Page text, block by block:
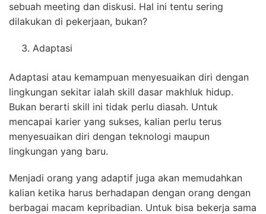
sebuah meeting dan diskusi. Hal ini tentu sering
dilakukan di pekerjaan, bukan?
Adaptasi
Adaptasi atau kemampuan menyesuaikan diri dengan
lingkungan sekitar ialah skill dasar makhluk hidup.
Bukan berarti skill ini tidak perlu diasah. Untuk
mencapai karier yang sukses, kalian perlu terus
menyesuaikan diri dengan teknologi maupun
lingkungan yang baru.
Menjadi orang yang adaptif juga akan memudahkan
kalian ketika harus berhadapan dengan orang dengan
berbagai macam kepribadian. Untuk bisa bekerja sama